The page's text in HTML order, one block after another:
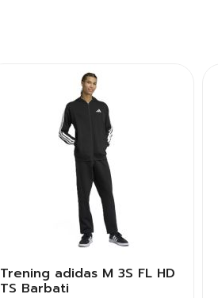
Trening adidas M 3S FL HD
TS Barbati